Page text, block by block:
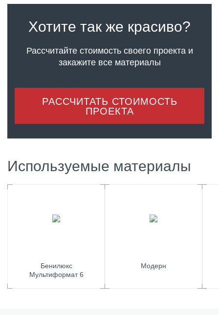
Хотите так же красиво?
Рассчитайте стоимость своего проектаи
закажите все материалы
РАССЧИТАТЬ СТОИМОСТЬ
ПРОЕКТА
Используемые материалы
Бенилюкс
Мультиформат 6
Модерн